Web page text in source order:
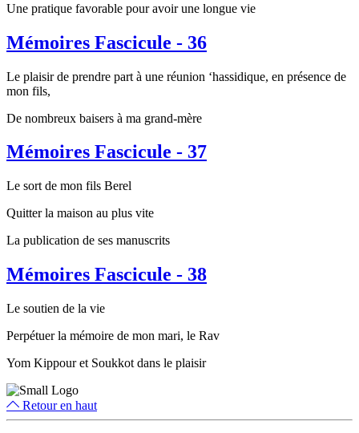
Une pratique favorable pour avoir une longue vie
Mémoires Fascicule - 36
Le plaisir de prendre part à une réunion ‘hassidique, en présence de
mon fils,
De nombreux baisers à ma grand-mère
Mémoires Fascicule - 37
Le sort de mon fils Berel
Quitter la maison au plus vite
La publication de ses manuscrits
Mémoires Fascicule - 38
Le soutien de la vie
Perpétuer la mémoire de mon mari, le Rav
Yom Kippour et Soukkot dans le plaisir
Retour en haut